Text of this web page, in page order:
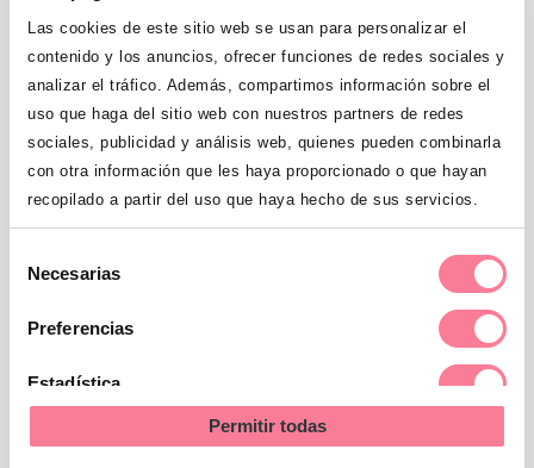
Las cookies de este sitio web se usan para personalizar el
contenido y los anuncios, ofrecer funciones de redes sociales y
analizar el tráfico. Además, compartimos información sobre el
uso que haga del sitio web con nuestros partners de redes
sociales, publicidad y análisis web, quienes pueden combinarla
con otra información que les haya proporcionado o que hayan
recopilado a partir del uso que haya hecho de sus servicios.
Necesarias
Preferencias
Estadística
Permitir todas
serían:
Seguridad vial como peatones
Utilizar siempre las aceras para
moverse por el pueblo o la ciudad.
En vías donde no haya aceras,
enseñarles que existen otros
coches y peatones como bolardos o
marcas en el suelo
Cuando son pequeños